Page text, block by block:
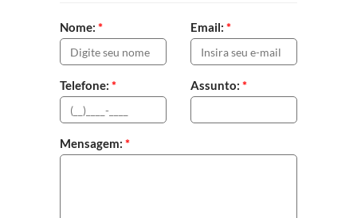
Nome: * Email: *
Telefone: * Assunto: *
Mensagem: *